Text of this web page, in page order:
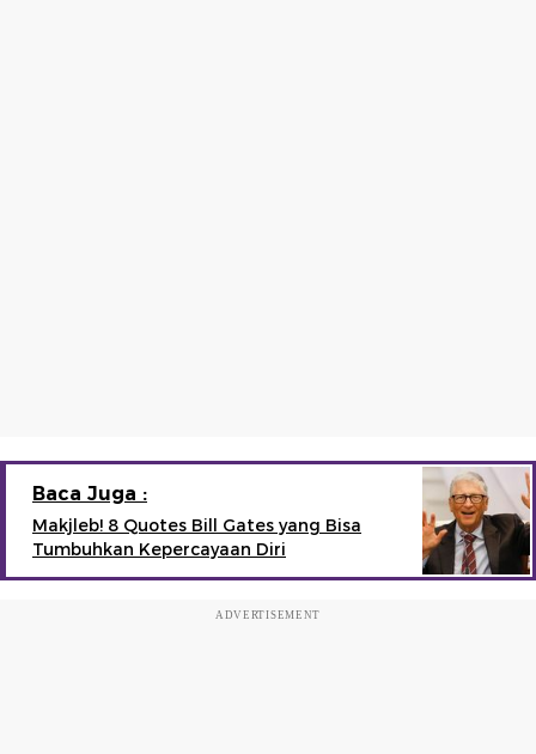
Baca Juga :
Makjleb! 8 Quotes Bill Gates yang Bisa
Tumbuhkan Kepercayaan Diri
ADVERTISEMENT